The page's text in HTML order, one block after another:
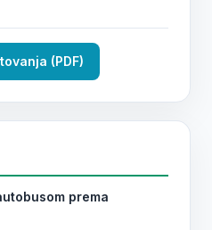
(PDF)
prema